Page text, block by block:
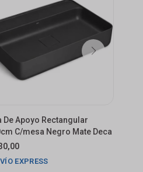
De Apoyo Rectangular
C/mesa Negro Mate Deca
EXPRESS